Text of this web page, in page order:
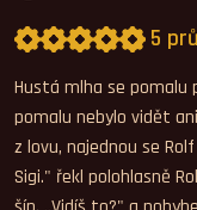
5
Průměrné hodnocení
Hustá mlha se
pomalu nebylo vidět
z lovu, najednou se
Sigi." řekl polohlasně